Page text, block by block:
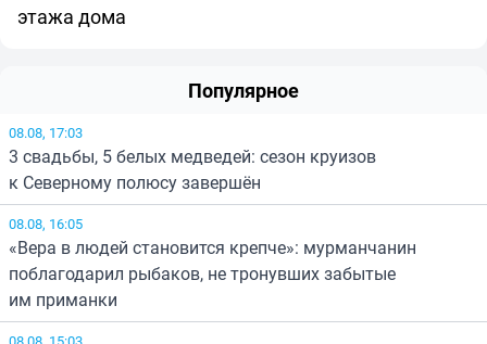
этажа дома
Популярное
08.08, 17:03
3 свадьбы, 5 белых медведей: сезон круизов
к Северному полюсу завершён
08.08, 16:05
«Вера в людей становится крепче»: мурманчанин
поблагодарил рыбаков, не тронувших забытые
им приманки